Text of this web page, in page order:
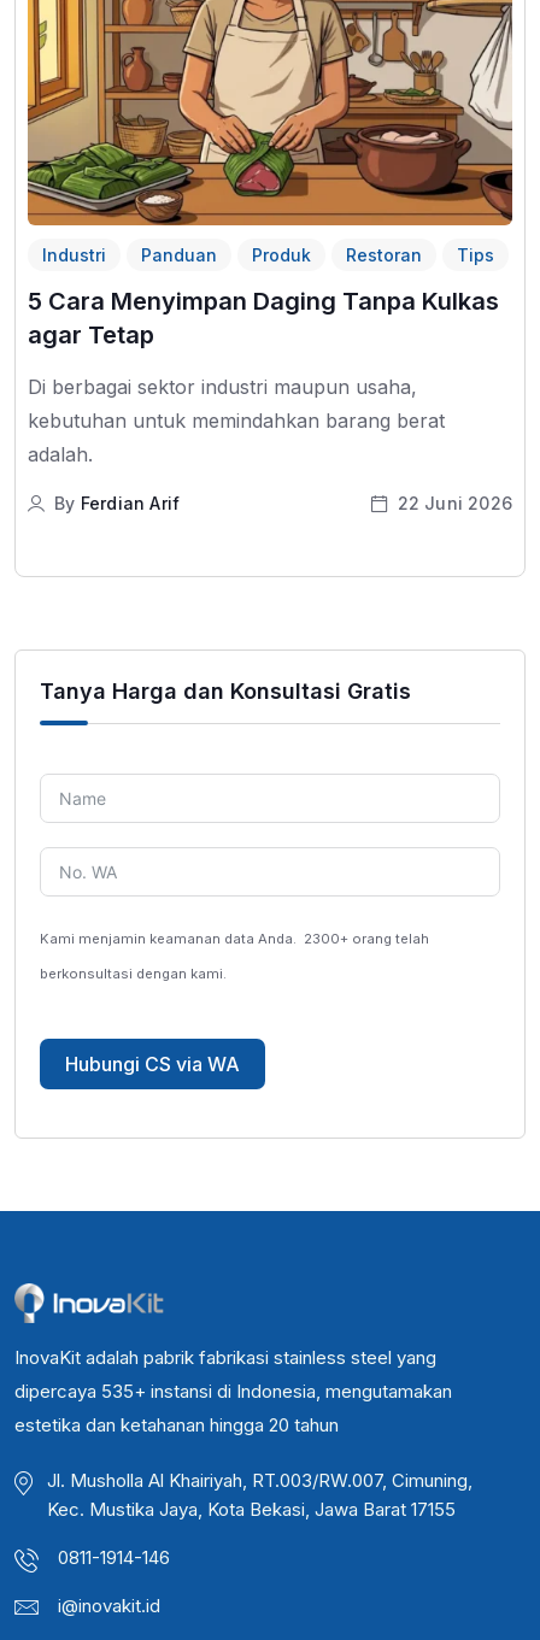
Industri Panduan Produk Restoran Tips
5 Cara Menyimpan Daging Tanpa Kulkas
agar Tetap
Di berbagai sektor industri maupun usaha,
kebutuhan untuk memindahkan barang berat
adalah.
By Ferdian Arif 22 Juni 2026
Tanya Harga dan Konsultasi Gratis
Kami menjamin keamanan data Anda. 2300+ orang telah
berkonsultasi dengan kami.
Hubungi CS via WA
InovaKit adalah pabrik fabrikasi stainless steel yang
dipercaya 535+ instansi di Indonesia, mengutamakan
estetika dan ketahanan hingga 20 tahun
Jl. Musholla Al Khairiyah, RT.003/RW.007, Cimuning,
Kec. Mustika Jaya, Kota Bekasi, Jawa Barat 17155
0811-1914-146
i@inovakit.id